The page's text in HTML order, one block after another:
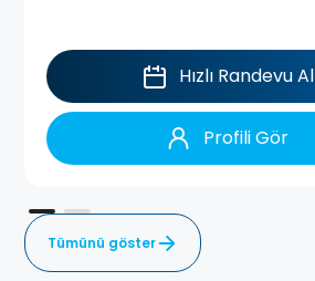
Hızlı Randevu Al
Profili Gör
Tümünü göster